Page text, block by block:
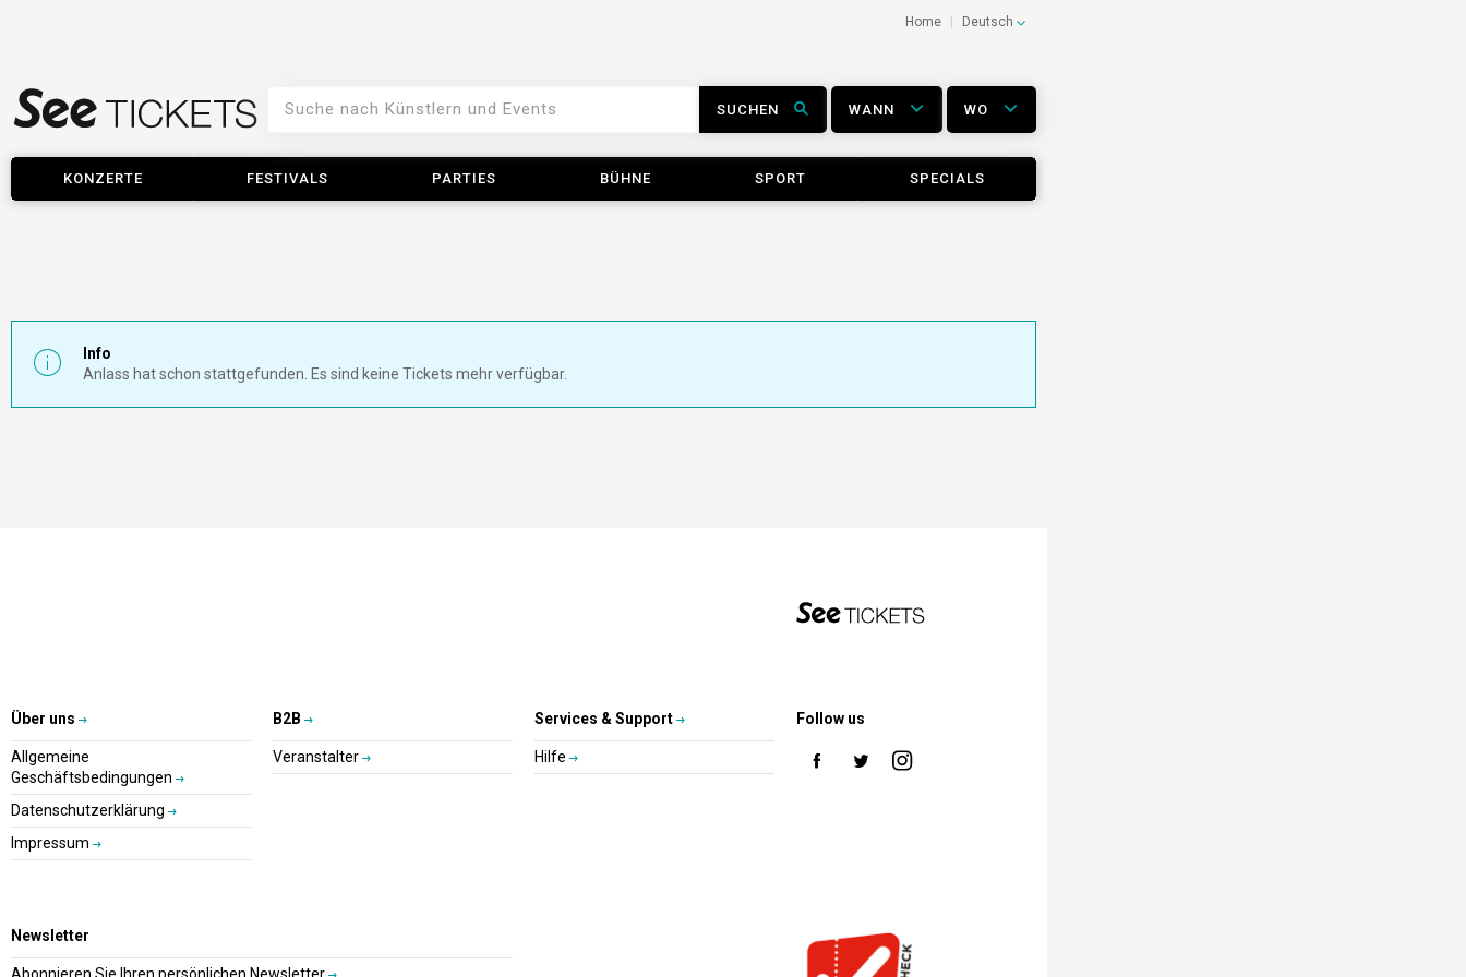
Home Deutsch
SUCHEN WANN WO
KONZERTE FESTIVALS PARTIES BÜHNE SPORT SPECIALS
Info
Anlass hat schon stattgefunden. Es sind keine Tickets mehr verfügbar.
Über uns
Allgemeine
Geschäftsbedingungen
Datenschutzerklärung
Impressum
B2B
Veranstalter
Services & Support
Hilfe
Follow us
Newsletter